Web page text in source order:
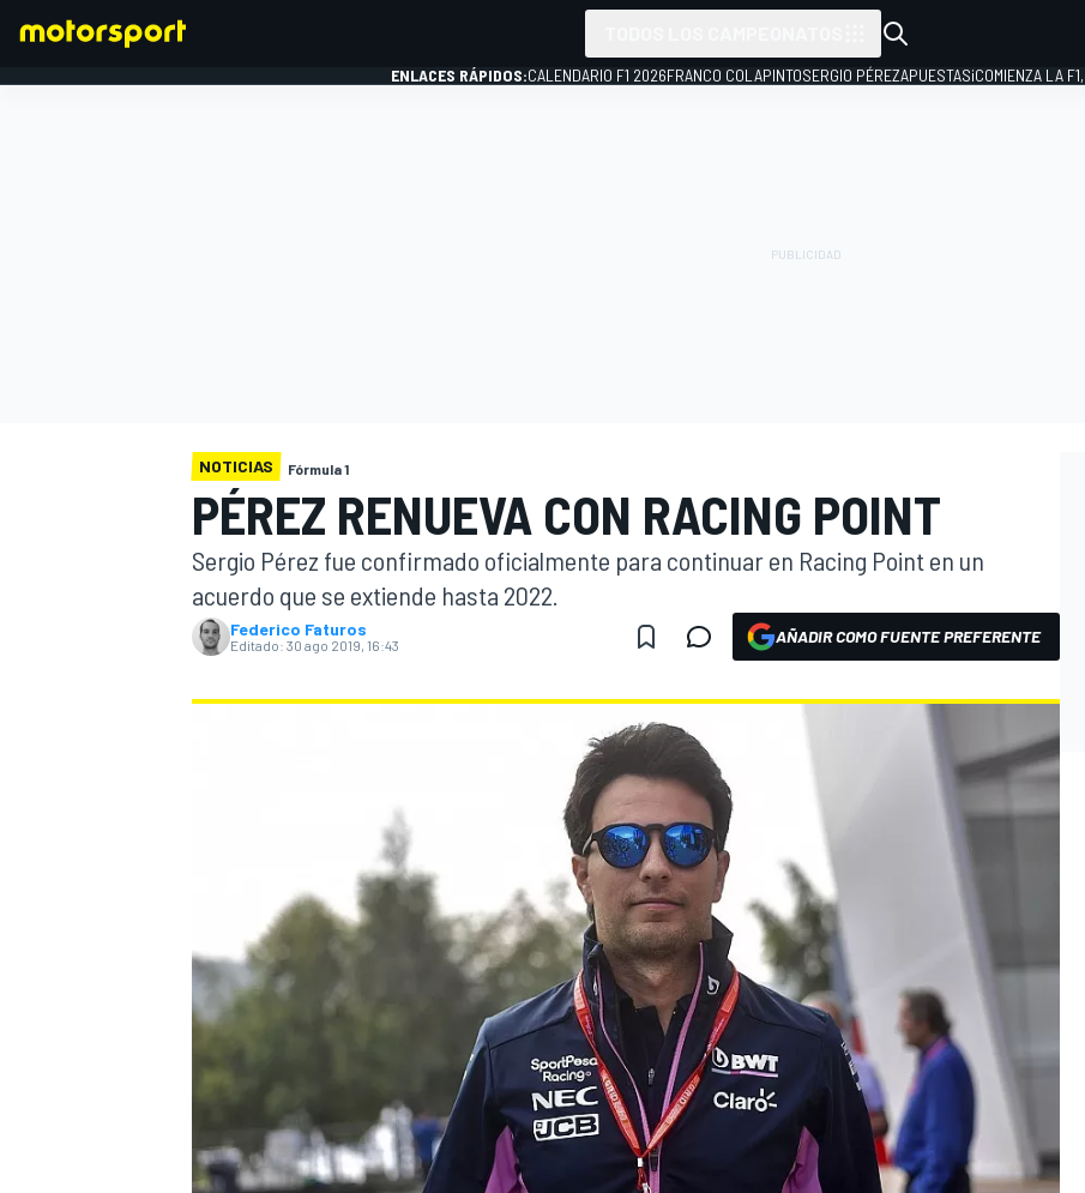
INDYCAR
ENLACES RÁPIDOS:CALENDARIO F1 2026FRANCO COLAPINTOSERGIO PÉREZAPUESTAS¡COMIENZA LA
NOTICIAS Fórmula 1
PÉREZ RENUEVA CON RACING POINT
Sergio Pérez fue confirmado oficialmente para continuar en Racing Point en un
acuerdo que se extiende hasta 2022.
Federico Faturos
Editado: 30 ago 2019, 16:43 AÑADIR COMO FUENTE PREFERENTE